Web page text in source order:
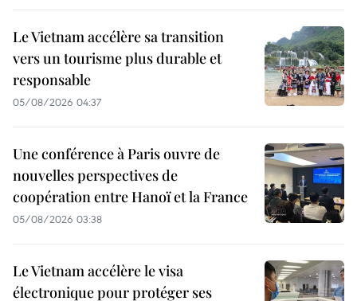
Le Vietnam accélère sa transition
vers un tourisme plus durable et
responsable
05/08/2026 04:37
Une conférence à Paris ouvre de
nouvelles perspectives de
coopération entre Hanoï et la France
05/08/2026 03:38
Le Vietnam accélère le visa
électronique pour protéger ses